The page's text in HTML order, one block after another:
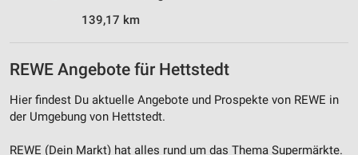
139,17 km
REWE Angebote für Hettstedt
Hier findest Du aktuelle Angebote und Prospekte von REWE in
der Umgebung von Hettstedt.
REWE (Dein Markt) hat alles rund um das Thema Supermärkte.